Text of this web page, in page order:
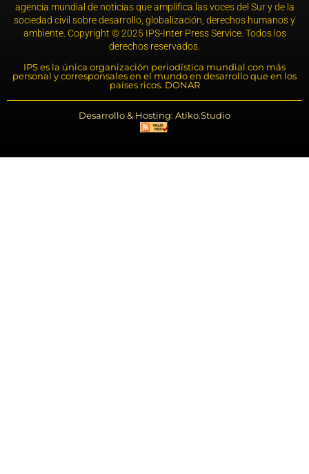
agencia mundial de noticias que amplifica las voces del Sur y de la
sociedad civil sobre desarrollo, globalización, derechos humanos y
ambiente. Copyright © 2025 IPS-Inter Press Service. Todos los
derechos reservados.
IPS es la única organización periodística mundial con más
personal y corresponsales en el mundo en desarrollo que en los
países ricos. DONAR
Desarrollo & Hosting: Atiko.Studio